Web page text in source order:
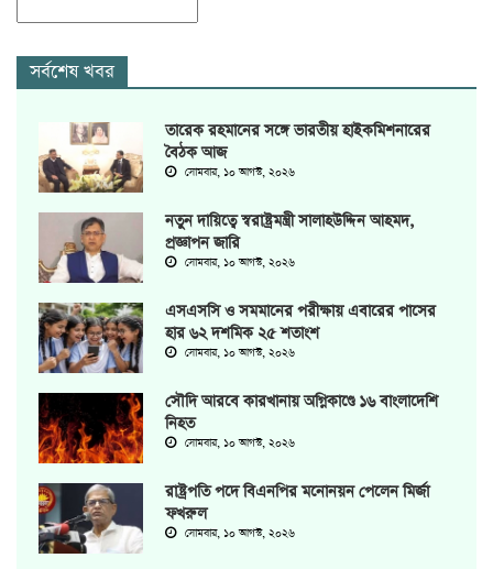
সর্বশেষ খবর
তারেক রহমানের সঙ্গে ভারতীয় হাইকমিশনারের
বৈঠক আজ
সোমবার, ১০ আগস্ট, ২০২৬
নতুন দায়িত্বে স্বরাষ্ট্রমন্ত্রী সালাহউদ্দিন আহমদ,
প্রজ্ঞাপন জারি
সোমবার, ১০ আগস্ট, ২০২৬
এসএসসি ও সমমানের পরীক্ষায় এবারের পাসের
হার ৬২ দশমিক ২৫ শতাংশ
সোমবার, ১০ আগস্ট, ২০২৬
সৌদি আরবে কারখানায় অগ্নিকাণ্ডে ১৬ বাংলাদেশি
নিহত
সোমবার, ১০ আগস্ট, ২০২৬
রাষ্ট্রপতি পদে বিএনপির মনোনয়ন পেলেন মির্জা
ফখরুল
সোমবার, ১০ আগস্ট, ২০২৬